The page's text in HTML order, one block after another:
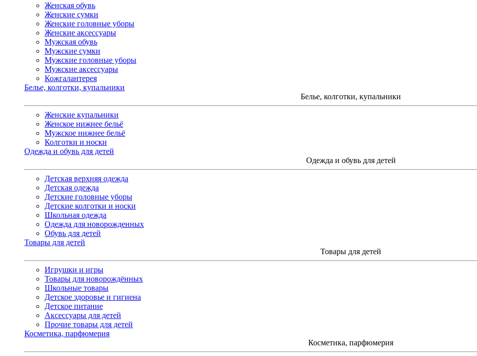
Женская обувь
Женские сумки
Женские головные уборы
Женские аксессуары
Мужская обувь
Мужские сумки
Мужские головные уборы
Мужские аксессуары
Кожгалантерея
Белье, колготки, купальники
Белье, колготки, купальники
Женские купальники
Женское нижнее бельё
Мужское нижнее бельё
Колготки и носки
Одежда и обувь для детей
Одежда и обувь для детей
Детская верхняя одежда
Детская одежда
Детские головные уборы
Детские колготки и носки
Школьная одежда
Одежда для новорожденных
Обувь для детей
Товары для детей
Товары для детей
Игрушки и игры
Товары для новорождённых
Школьные товары
Детское здоровье и гигиена
Детское питание
Аксессуары для детей
Прочие товары для детей
Косметика, парфюмерия
Косметика, парфюмерия